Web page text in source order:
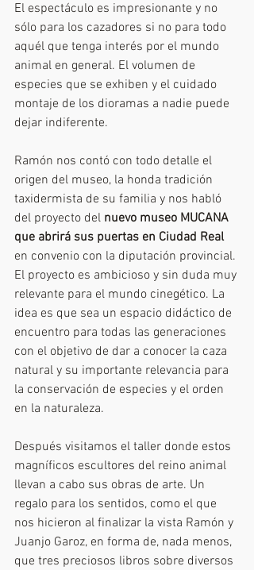
El espectáculo es impresionante y no
sólo para los cazadores si no para todo
aquél que tenga interés por el mundo
animal en general. El volumen de
especies que se exhiben y el cuidado
montaje de los dioramas a nadie puede
dejar indiferente.
Ramón nos contó con todo detalle el
origen del museo, la honda tradición
taxidermista de su familia y nos habló
del proyecto del nuevo museo MUCANA
que abrirá sus puertas en Ciudad Real
en convenio con la diputación provincial.
El proyecto es ambicioso y sin duda muy
relevante para el mundo cinegético. La
idea es que sea un espacio didáctico de
encuentro para todas las generaciones
con el objetivo de dar a conocer la caza
natural y su importante relevancia para
la conservación de especies y el orden
en la naturaleza.
Después visitamos el taller donde estos
magníficos escultores del reino animal
llevan a cabo sus obras de arte. Un
regalo para los sentidos, como el que
nos hicieron al finalizar la vista Ramón y
Juanjo Garoz, en forma de, nada menos,
que tres preciosos libros sobre diversos